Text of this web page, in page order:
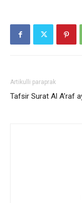
Artikulli paraprak
Tafsir Surat Al A’raf